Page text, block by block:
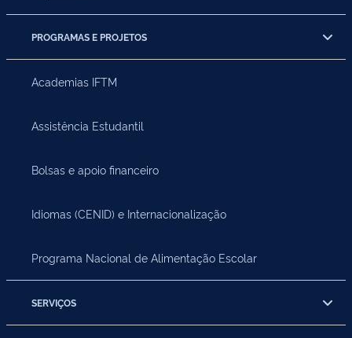
PROGRAMAS E PROJETOS
Academias IFTM
Assistência Estudantil
Bolsas e apoio financeiro
Idiomas (CENID) e Internacionalização
Programa Nacional de Alimentação Escolar
SERVIÇOS